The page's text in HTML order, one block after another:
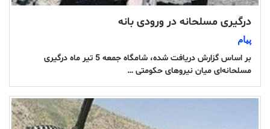
درگیری مسلحانه در ورودی بانه
پیام
بر اساس گزارش دریافت شده، شامگاه جمعه 5 تیر ماه درگیری
مسلحانه‌ای میان نیروهای حکومتی …